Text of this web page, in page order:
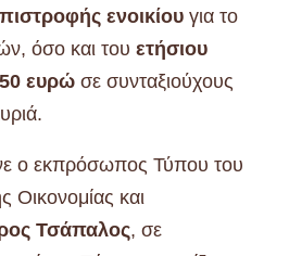
ενοικίου για το
όσο και του ετήσιου
ευρώ σε συνταξιούχους
ο εκπρόσωπος Τύπου του
Οικονομίας και
Τσάπαλος, σε